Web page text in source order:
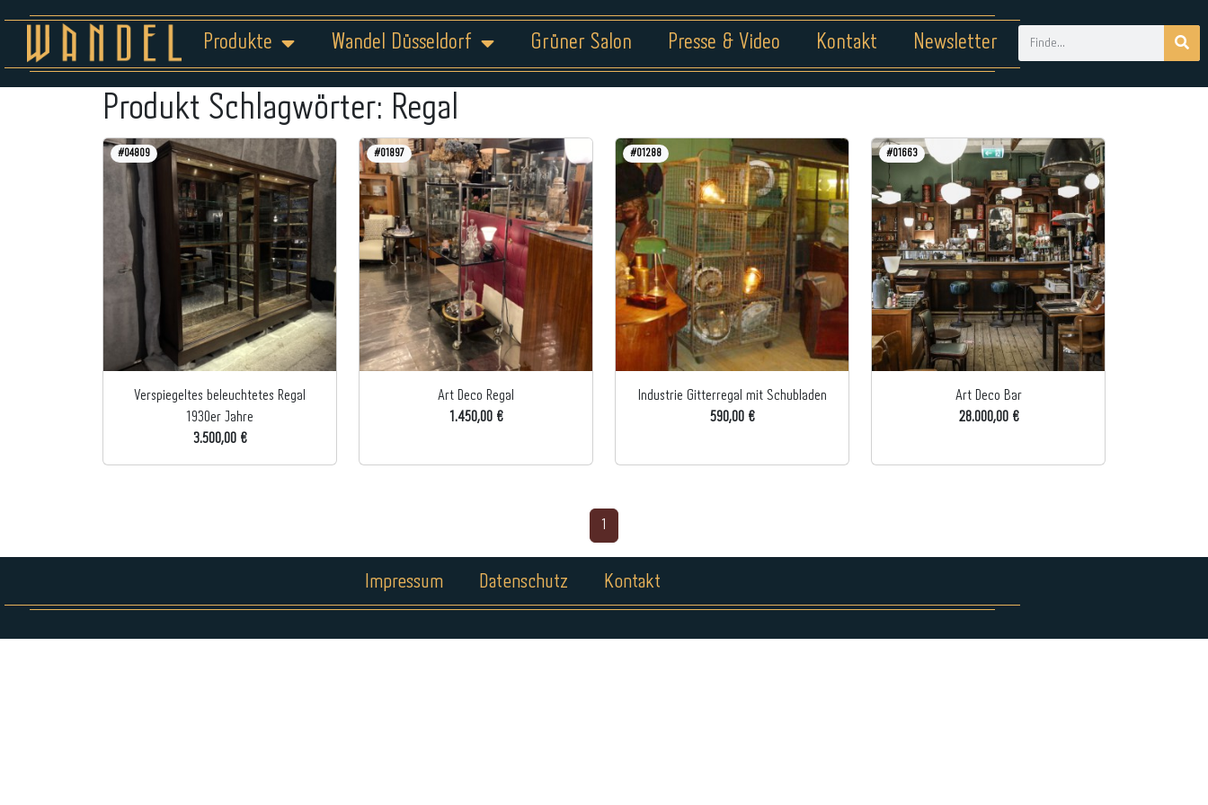
Produkte Wandel Düsseldorf Grüner Salon Presse & Video Kontakt Newsletter
Produkt Schlagwörter: Regal
#04809
Verspiegeltes beleuchtetes Regal
1930er Jahre
3.500,00 €
#01897
Art Deco Regal
1.450,00 €
#01288
Industrie Gitterregal mit Schubladen
590,00 €
#01663
Art Deco Bar
28.000,00 €
Impressum Datenschutz Kontakt